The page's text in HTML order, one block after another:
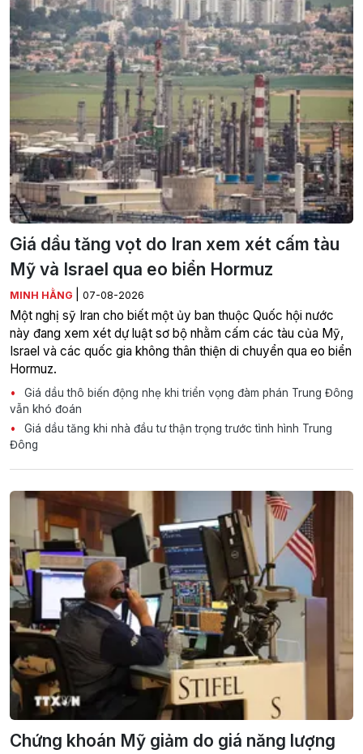
Giá dầu tăng vọt do Iran xem xét cấm tàu
Mỹ và Israel qua eo biển Hormuz
MINH HẰNG 07-08-2026
Một nghị sỹ Iran cho biết một ủy ban thuộc Quốc hội nước
này đang xem xét dự luật sơ bộ nhằm cấm các tàu của Mỹ,
Israel và các quốc gia không thân thiện di chuyển qua eo biển
Hormuz.
Giá dầu thô biến động nhẹ khi triển vọng đàm phán Trung Đông
vẫn khó đoán
Giá dầu tăng khi nhà đầu tư thận trọng trước tình hình Trung
Đông
Chứng khoán Mỹ giảm do giá năng lượng